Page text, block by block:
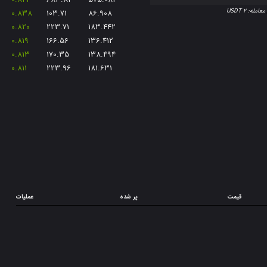
2 USDT
86.908
103.71
0.838
183.442
223.71
0.820
136.412
166.56
0.819
138.494
170.35
0.813
181.631
223.96
0.811
قیمت پر شده
عملیات